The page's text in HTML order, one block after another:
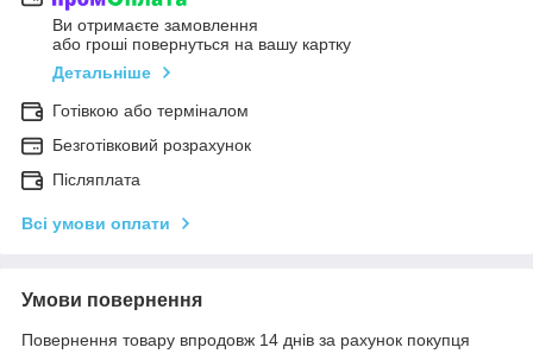
Ви отримаєте замовлення
або гроші повернуться на вашу картку
Детальніше
Готівкою або терміналом
Безготівковий розрахунок
Післяплата
Всі умови оплати
Умови повернення
Повернення товару впродовж 14 днів за рахунок покупця